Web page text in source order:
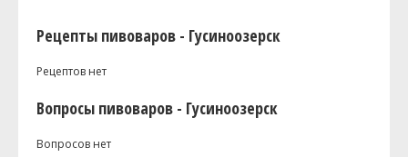
Рецепты пивоваров - Гусиноозерск
Рецептов нет
Вопросы пивоваров - Гусиноозерск
Вопросов нет